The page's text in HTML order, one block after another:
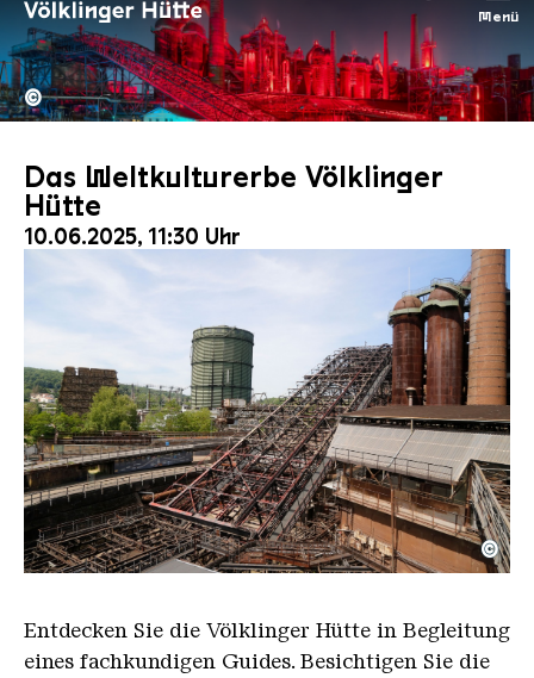
Menü
Hochofengruppe in Rot
Copyright:
©
Das Weltkulturerbe Völklinger
Hütte
10.06.2025, 11:30 Uhr
Der Erzschrägaufzug der Völklinger Hütte mit
Copyright: Weltkulturerbe Völklinger Hütte | Karl
©
Entdecken Sie die Völklinger Hütte in Begleitung
eines fachkundigen Guides. Besichtigen Sie die